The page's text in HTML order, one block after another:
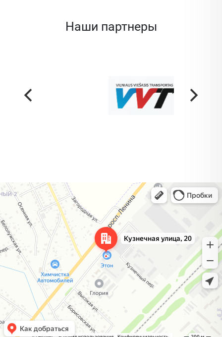
Наши партнеры
Жодино
Кузнечная улица, 20 — Яндекс Карты